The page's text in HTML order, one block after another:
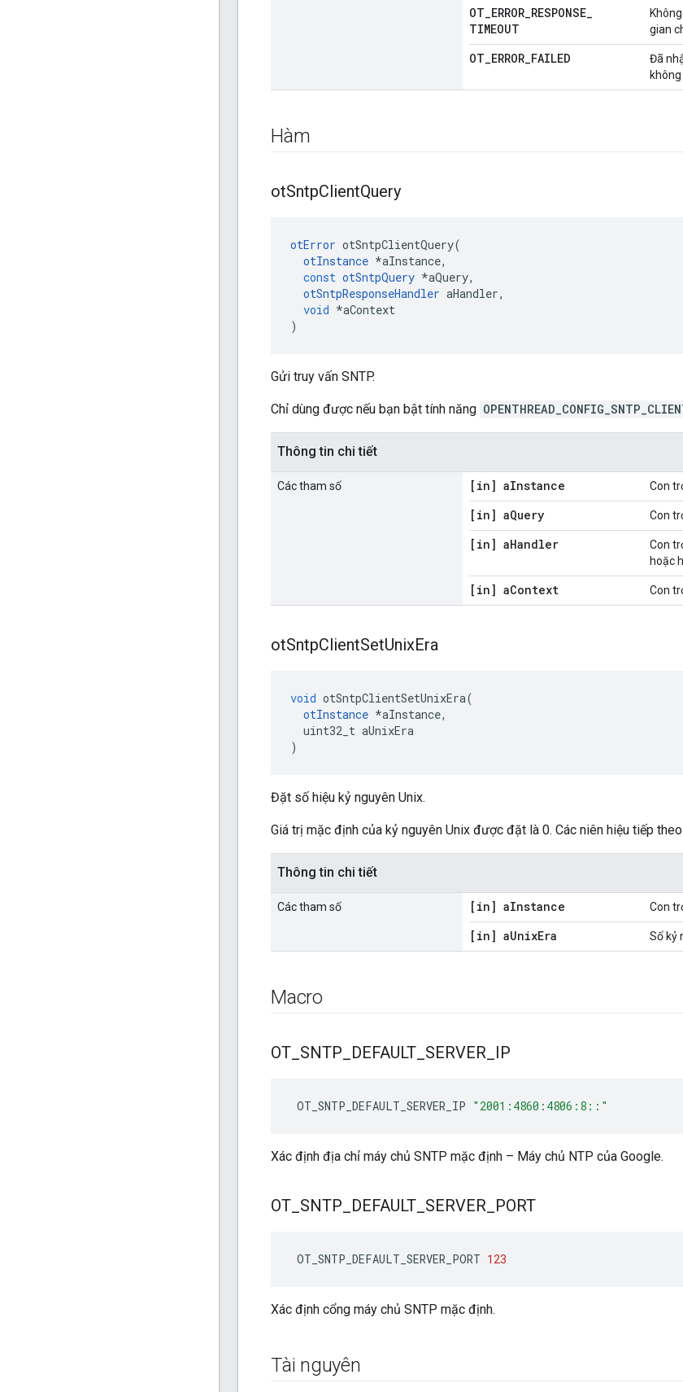
OT_ERROR_RESPONSE_
TIMEOUT
gian
OT_ERROR_FAILED
Đã
Hàm
otSntpClientQuery
otError otSntpClientQuery(
otInstance *aInstance,
const otSntpQuery *aQuery,
otSntpResponseHandler aHandler,
void *aContext
)
Gửi truy vấn SNTP.
Chỉ dùng được nếu bạn bật tính năng
Thông tin chi tiết
Các tham số [in] aInstance Con
[in] aQuery Con
[in] aHandler
Con
hoặc
[in] aContext Con
otSntpClientSetUnixEra
void otSntpClientSetUnixEra(
otInstance *aInstance,
uint32_t aUnixEra
)
Đặt số hiệu kỷ nguyên Unix.
Giá trị mặc định của kỷ nguyên Unix được đặt là 0. Các niên hiệu tiếp
Thông tin chi tiết
Các tham số [in] aInstance Con
[in] aUnixEra Số kỷ
Macro
OT SNTP DEFAULT SERVER IP
OT_SNTP_DEFAULT_SERVER_IP "2001:4860:4806:8::"
Xác định địa chỉ máy chủ SNTP mặc định – Máy chủ NTP của Google.
OT SNTP DEFAULT SERVER PORT
OT_SNTP_DEFAULT_SERVER_PORT 123
Xác định cổng máy chủ SNTP mặc định.
Tài nguyên